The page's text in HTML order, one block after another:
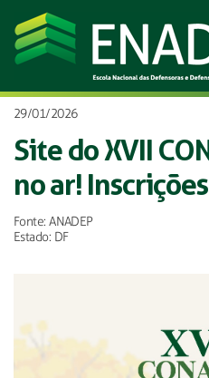
29/01/2026
Site do XVII
no ar!
Fonte: ANADEP
Estado: DF